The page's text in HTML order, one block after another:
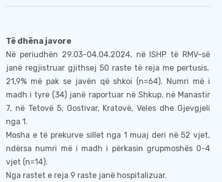
Të dhëna javore
Në periudhën 29.03-04.04.2024, në ISHP të RMV-së
janë regjistruar gjithsej 50 raste të reja me pertusis,
21,9% më pak se javën që shkoi (n=64). Numri më i
madh i tyre (34) janë raportuar në Shkup, në Manastir
7, në Tetovë 5, Gostivar, Kratovë, Veles dhe Gjevgjeli
nga 1.
Mosha e të prekurve sillet nga 1 muaj deri në 52 vjet,
ndërsa numri më i madh i përkasin grupmoshës 0-4
vjet (n=14).
Nga rastet e reja 9 raste janë hospitalizuar.